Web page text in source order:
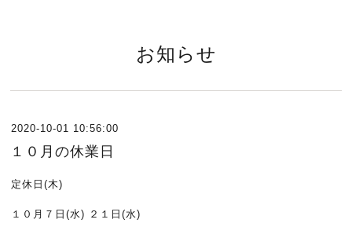
お知らせ
2020-10-01 10:56:00
１０月の休業日
定休日(木)
１０月７日(水) ２１日(水)